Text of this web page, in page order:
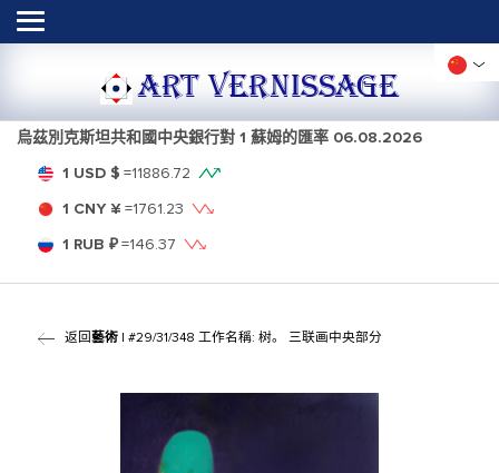
ART VERNISSAGE
烏茲別克斯坦共和國中央銀行對 1 蘇姆的匯率 06.08.2026
1 USD $ =11886.72
1 CNY ¥ =1761.23
1 RUB ₽=146.37
返回藝術| #29/31/348 工作名稱: 树。 三联画中央部分